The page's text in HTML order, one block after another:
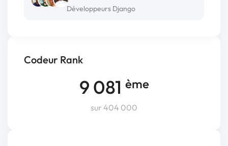
Codeur Rank
9 081 ème
sur 404 000
Développeurs Django